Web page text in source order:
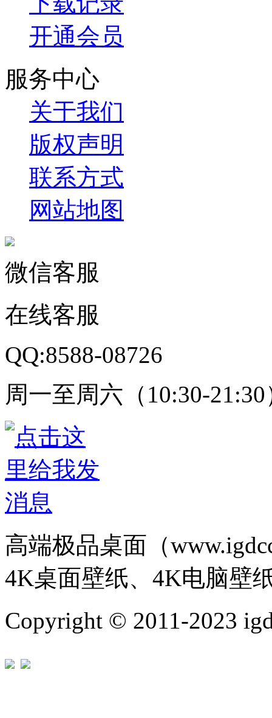
开通会员
服务中心
关于我们
版权声明
联系方式
网站地图
微信客服
在线客服
QQ:8588-08726
周一至周六（10:30-21:30
高端极品桌面（
4K桌面壁纸、4K电脑壁
Copyright © 2011-2023